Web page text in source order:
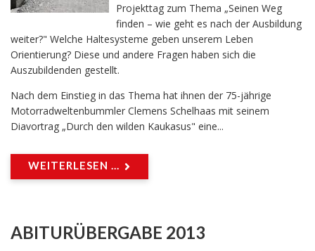
Projekttag zum Thema „Seinen Weg
finden – wie geht es nach der Ausbildung
weiter?" Welche Haltesysteme geben unserem Leben
Orientierung? Diese und andere Fragen haben sich die
Auszubildenden gestellt.
Nach dem Einstieg in das Thema hat ihnen der 75-jährige
Motorradweltenbummler Clemens Schelhaas mit seinem
Diavortrag „Durch den wilden Kaukasus" eine...
WEITERLESEN ...
ABITURÜBERGABE 2013